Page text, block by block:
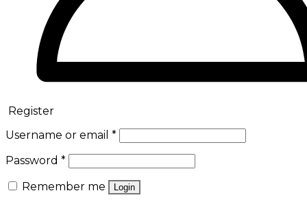
Register
Username or email *
Password *
Remember me
Login